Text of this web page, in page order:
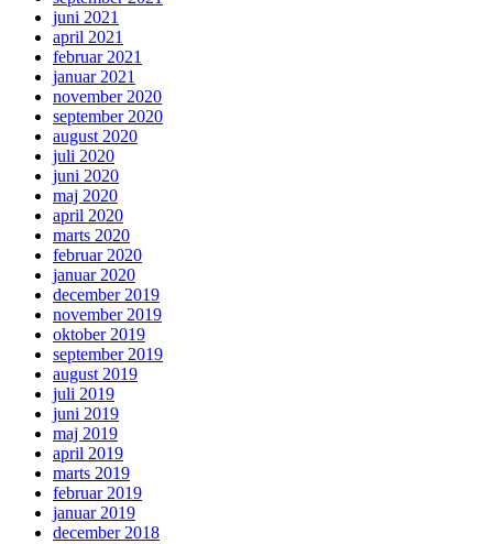
juni 2021
april 2021
februar 2021
januar 2021
november 2020
september 2020
august 2020
juli 2020
juni 2020
maj 2020
april 2020
marts 2020
februar 2020
januar 2020
december 2019
november 2019
oktober 2019
september 2019
august 2019
juli 2019
juni 2019
maj 2019
april 2019
marts 2019
februar 2019
januar 2019
december 2018